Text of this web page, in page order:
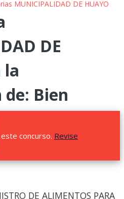
MUNICIPALIDAD DE HUAYO
DE
la
Bien
concurso. Revise
DE ALIMENTOS PARA